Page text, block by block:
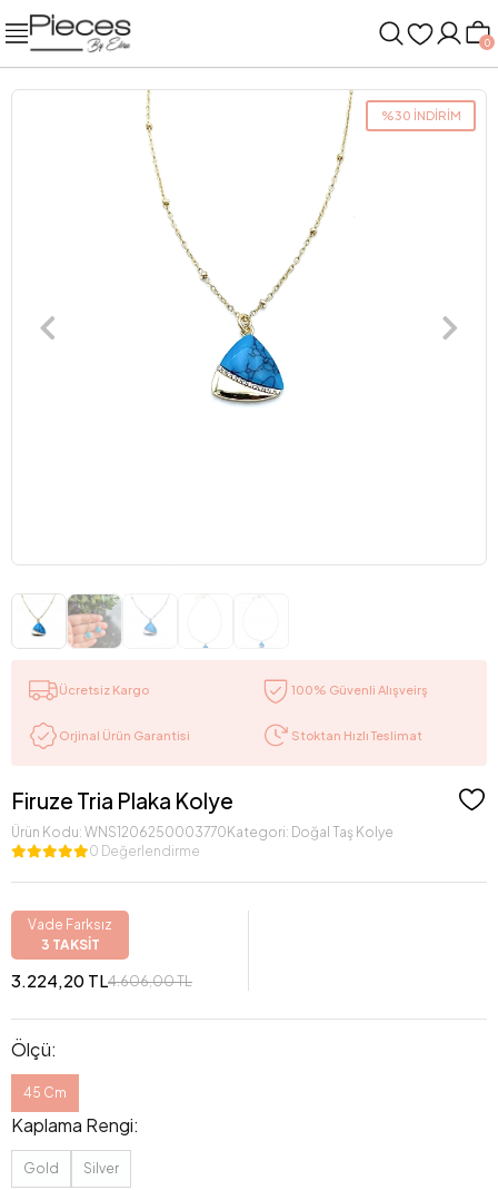
0
%30 İNDİRİM
Ücretsiz Kargo 100% Güvenli Alışveirş
Orjinal Ürün Garantisi Stoktan Hızlı Teslimat
Firuze Tria Plaka Kolye
Ürün Kodu: WNS1206250003770 Kategori: Doğal Taş Kolye
0 Değerlendirme
Vade Farksız
3 TAKSİT
3.224,20 TL4.606,00 TL
Ölçü:
45 Cm
Kaplama Rengi:
Gold Silver